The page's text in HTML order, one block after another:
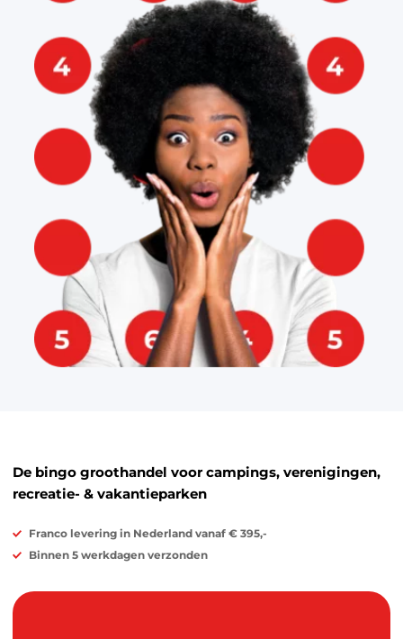
De bingo groothandel voor campings, verenigingen,
recreatie- & vakantieparken
Franco levering in Nederland vanaf € 395,-
Binnen 5 werkdagen verzonden